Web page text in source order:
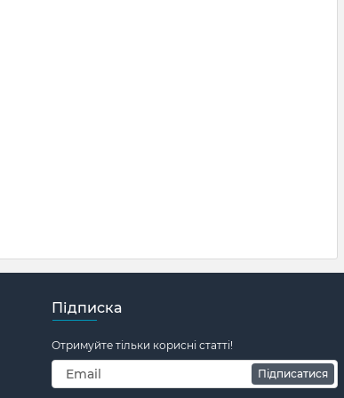
Підписка
Отримуйте тільки корисні статті!
Підписатися